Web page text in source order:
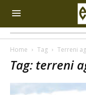
Home Tag Terreni
Tag: terreni